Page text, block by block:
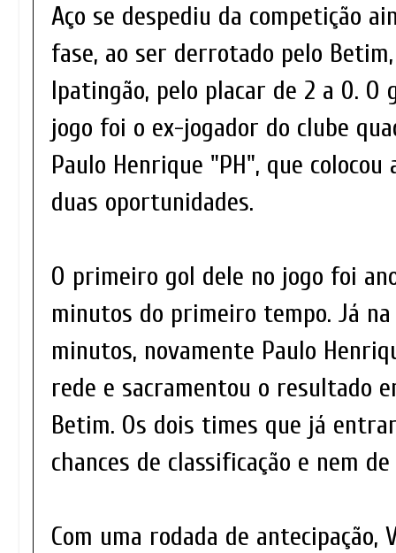
Aço se despediu da competição
fase, ao ser derrotado pelo
Ipatingão, pelo placar de 2 a 0. O
jogo foi o ex-jogador do clube
Paulo Henrique "PH", que
duas oportunidades.
O primeiro gol dele no jogo foi
minutos do primeiro tempo. Já
minutos, novamente Paulo
rede e sacramentou o resultado
Betim. Os dois times que já
chances de classificação e nem
Com uma rodada de antecipação,